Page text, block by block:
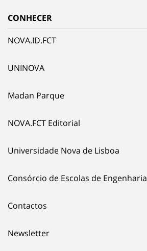
CONHECER
NOVA.ID.FCT
UNINOVA
Madan Parque
NOVA.FCT Editorial
Universidade Nova de Lisboa
Consórcio de Escolas de Engenharia
Contactos
Newsletter